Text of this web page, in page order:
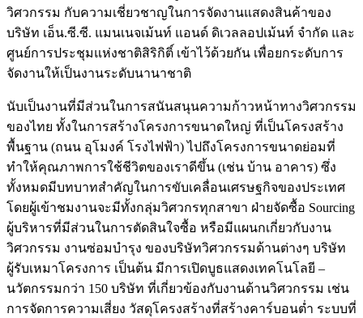
วิศวกรรม กับความเชี่ยวชาญในการจัดงานแสดงสินค้าของ
บริษัท เอ็น.ซี.ซี. แมนเนจเม้นท์ แอนด์ ดิเวลลอปเม้นท์ จำกัด และ
ศูนย์การประชุมแห่งชาติสิริกิติ์ เข้าไว้ด้วยกัน เพื่อยกระดับการ
จัดงานให้เป็นงานระดับนานาชาติ
นับเป็นงานที่มีส่วนในการสนันสนุนความก้าวหน้าทางวิศวกรรม
ของไทย ทั้งในการสร้างโครงการขนาดใหญ่ ที่เป็นโครงสร้าง
พื้นฐาน (ถนน อุโมงค์ โรงไฟฟ้า) ไปถึงโครงการขนาดย่อมที่
ทำให้คุณภาพการใช้ชีวิตของเราดีขึ้น (เช่น บ้าน อาคาร) ซึ่ง
ทั้งหมดมีบทบาทสำคัญในการขับเคลื่อนเศรษฐกิจของประเทศ
โดยผู้เข้าชมงานจะมีทั้งกลุ่มวิศวกรทุกสาขา ฝ่ายจัดซื้อ Sourcing
ผู้บริหารที่มีส่วนในการตัดสินใจซื้อ หรือมีแผนกเกี่ยวกับงาน
วิศวกรรม งานซ่อมบำรุง ของบริษัทวิศวกรรมด้านต่างๆ บริษัท
ผู้รับเหมาโครงการ เป็นต้น มีการเปิดบูธแสดงเทคโนโลยี –
นวัตกรรมกว่า 150 บริษัท ที่เกี่ยวข้องกับงานด้านวิศวกรรม เช่น
การจัดการความเสี่ยง วัสดุโครงสร้างที่สร้างคาร์บอนต่ำ ระบบที่